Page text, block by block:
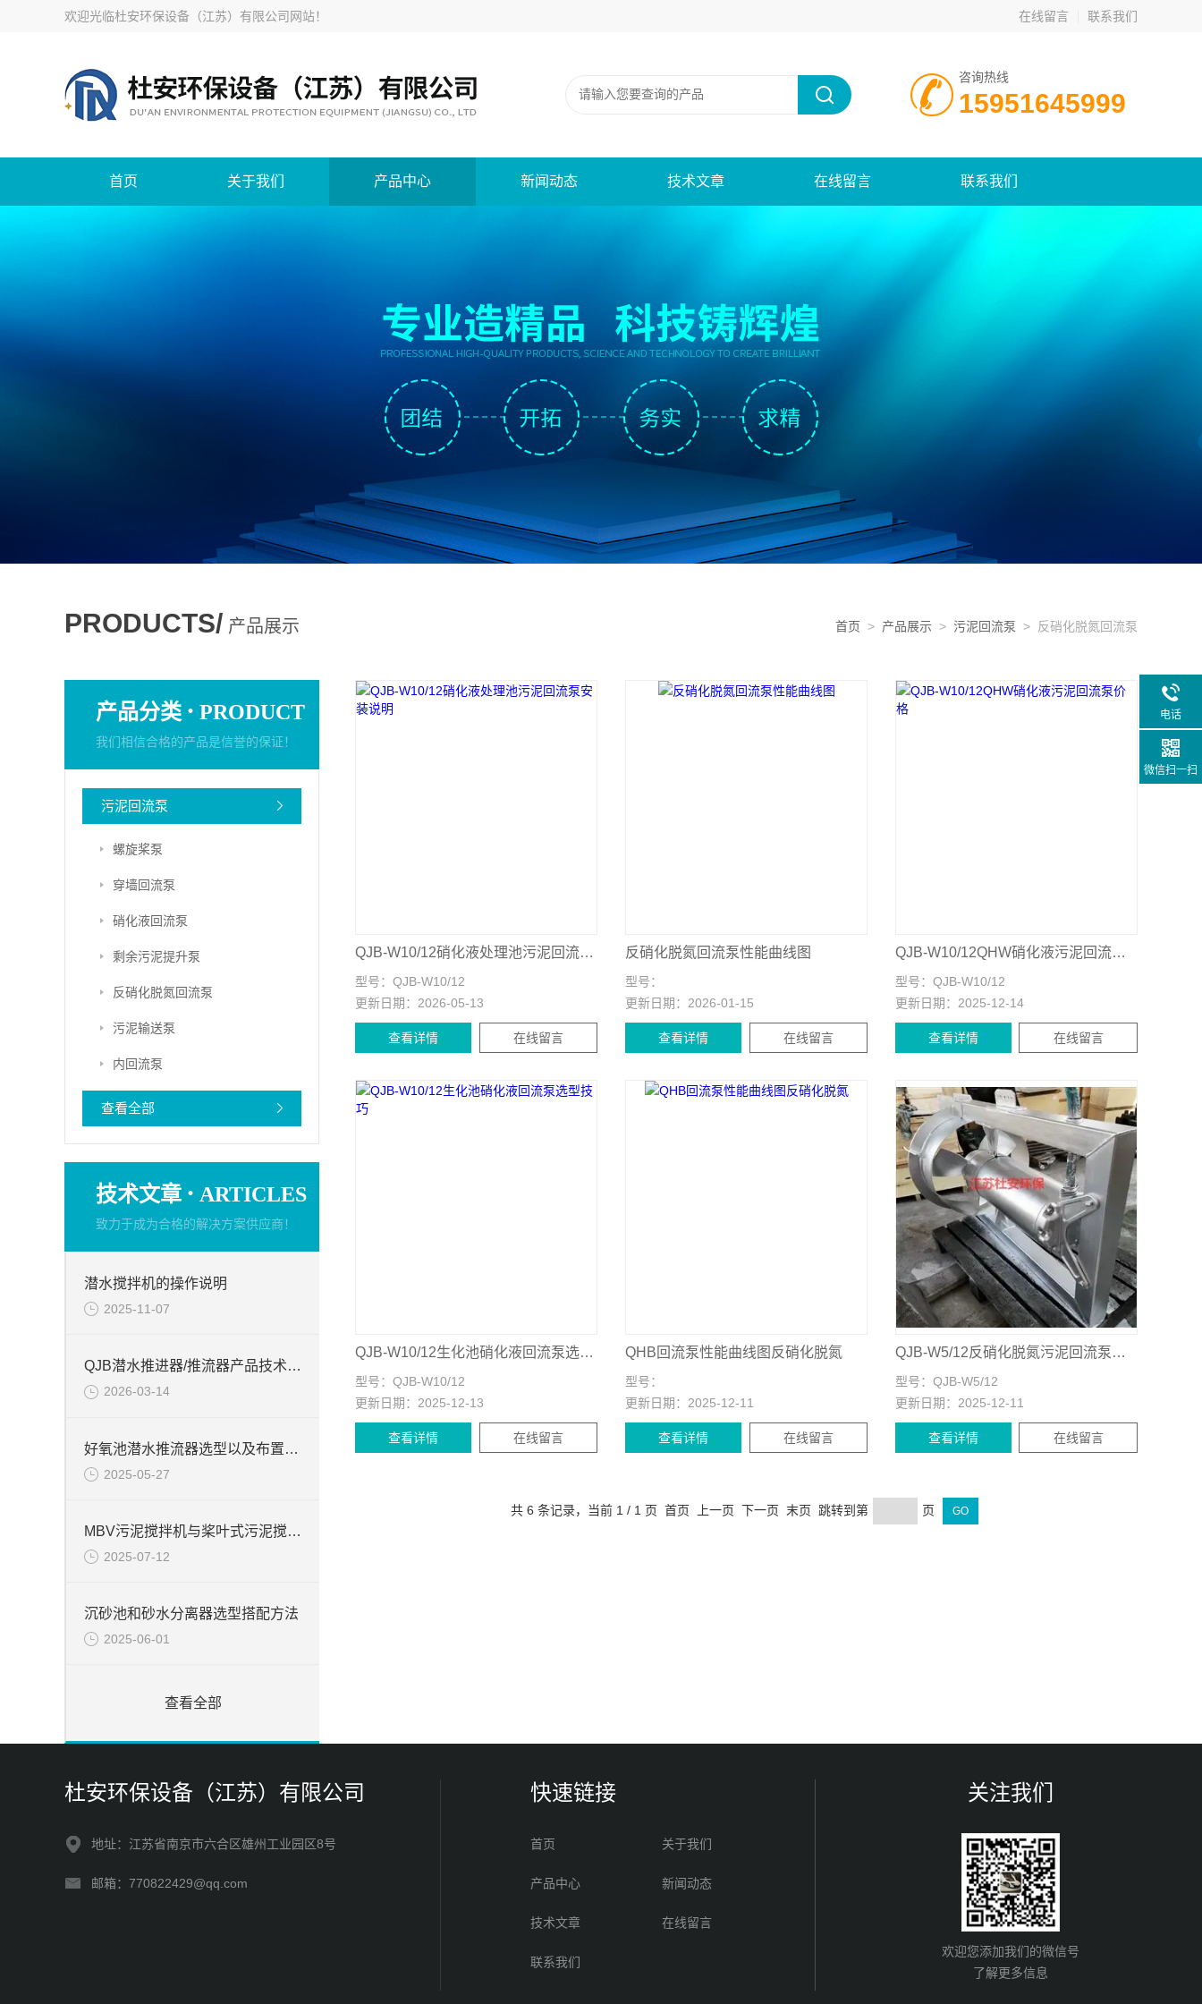
欢迎光临杜安环保设备（江苏）有限公司网站！ 在线留言 联系我们
咨询热线
15951645999
首页 关于我们 产品中心 新闻动态 技术文章 在线留言 联系我们
PRODUCTS/ 产品展示 首页 > 产品展示 > 污泥回流泵 > 反硝化脱氮回流泵
产品分类 · PRODUCT
我们相信合格的产品是信誉的保证！
污泥回流泵
螺旋桨泵
穿墙回流泵
硝化液回流泵
剩余污泥提升泵
反硝化脱氮回流泵
污泥输送泵
内回流泵
查看全部
技术文章 · ARTICLES
致力于成为合格的解决方案供应商！
潜水搅拌机的操作说明
2025-11-07
QJB潜水推进器/推流器产品技术描述
2026-03-14
好氧池潜水推流器选型以及布置方法
2025-05-27
MBV污泥搅拌机与桨叶式污泥搅拌器的产品区别
2025-07-12
沉砂池和砂水分离器选型搭配方法
2025-06-01
查看全部
QJB-W10/12硝化液处理池污泥回流泵安装说明
型号： QJB-W10/12
更新日期： 2026-05-13
查看详情 在线留言
反硝化脱氮回流泵性能曲线图
型号：
更新日期： 2026-01-15
查看详情 在线留言
QJB-W10/12QHW硝化液污泥回流泵价格
型号： QJB-W10/12
更新日期： 2025-12-14
查看详情 在线留言
QJB-W10/12生化池硝化液回流泵选型技巧
型号： QJB-W10/12
更新日期： 2025-12-13
查看详情 在线留言
QHB回流泵性能曲线图反硝化脱氮
型号：
更新日期： 2025-12-11
查看详情 在线留言
QJB-W5/12反硝化脱氮污泥回流泵选型计算
型号： QJB-W5/12
更新日期： 2025-12-11
查看详情 在线留言
共 6 条记录，当前 1 / 1 页 首页 上一页 下一页 末页 跳转到第 页
杜安环保设备（江苏）有限公司
地址：江苏省南京市六合区雄州工业园区8号
邮箱：770822429@qq.com
快速链接
首页 关于我们
产品中心 新闻动态
技术文章 在线留言
联系我们
关注我们
欢迎您添加我们的微信号
了解更多信息
电话
微信扫一扫